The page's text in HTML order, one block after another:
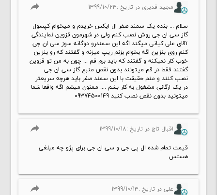
مجید قدیری در تاریخ :1399/10/23 reply
سلام ... بنده یک سمند صفر ال ایکس خریدم و میخوام کپسول
گاز سی ان جی روش نصب کنم ولی در شهرمون قزوین نمایندگی
آقای علی کیانی میگند اگه این سمندرو دوگانه سوز سی ان جی
کنم روی بنزین اگه بخوام بزنم ریپ میزنه و گفتند که رو بنزین
خوب کار نمیکنه و گفتند که باید برم قم ... چون به من تو قزوین
گفتند فقط در قم میتونند بدون نقص منبع گاز سی ان جی
نصب کنند و منم حقیقت با این سمند صفر باید هرچه سریعتر
در یک ارگانی مشغول به کار بشم .... ممنون میشم اگه واقعا شما
میتونید بدون نقص نصب کنید 09374500149
اقبال تاج در تاریخ :1399/10/18 reply
قیمت تمام شده ال پی جی و سی ان جی برای پژو چه مبلغی
هستس
علی در تاریخ :1399/10/13 reply